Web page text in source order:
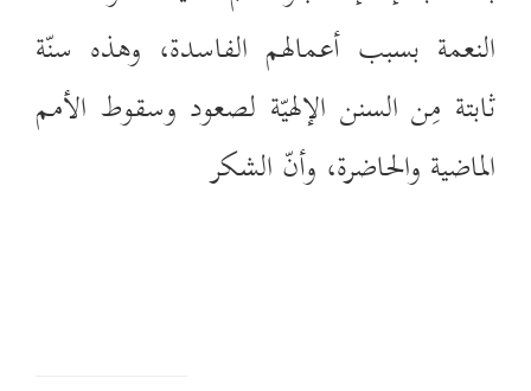
النعمة بسبب أعمالهم الفاسدة، وهذه سنّة
ثابتة مِن السنن الإلهيّة لصعود وسقوط الأمم
الماضية والحاضرة، وأنّ الشكر